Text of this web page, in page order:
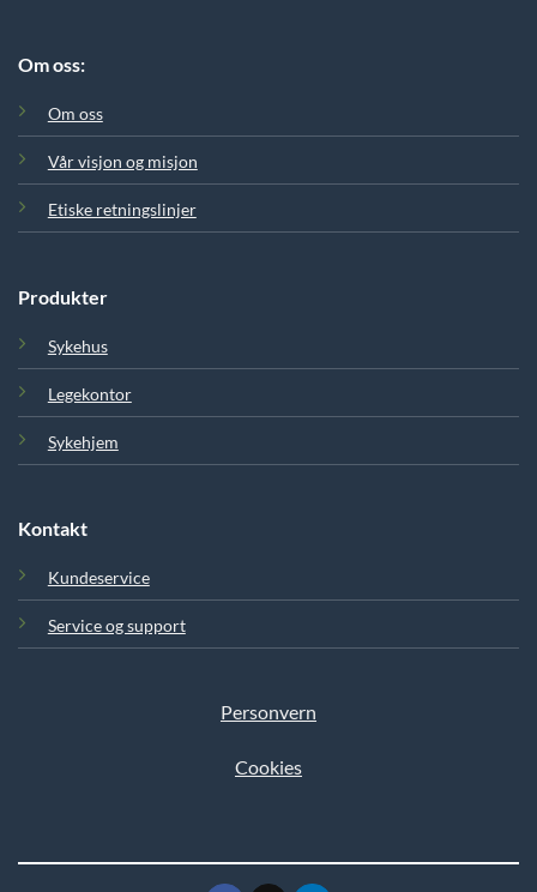
Om oss:
Om oss
Vår visjon og misjon
Etiske retningslinjer
Produkter
Sykehus
Legekontor
Sykehjem
Kontakt
Kundeservice
Service og support
Personvern
Cookies